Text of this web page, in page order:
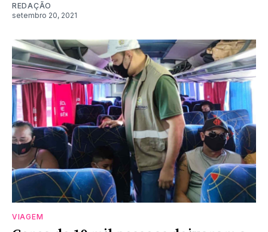
REDAÇÃO
setembro 20, 2021
VIAGEM